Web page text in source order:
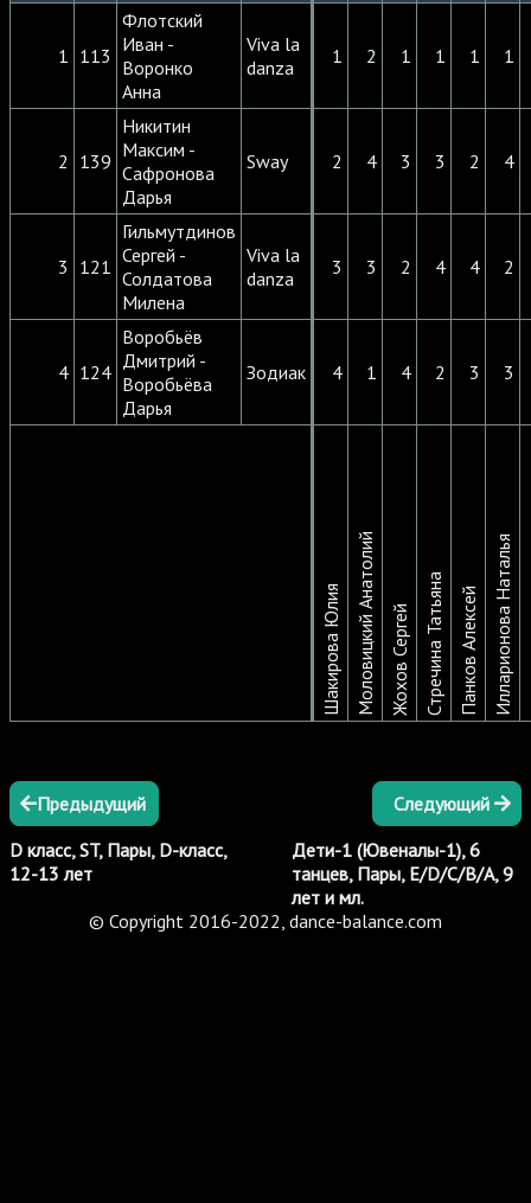
1 113
Флотский
Иван -
Воронко
Анна
Viva la
danza
1 2 1 1 1 1
2 139
Никитин
Максим -
Сафронова
Дарья
Sway 2 4 3 3 2 4
3 121
Гильмутдинов
Сергей -
Солдатова
Милена
Viva la
danza
3 3 2 4 4 2
4 124
Воробьёв
Дмитрий -
Воробьёва
Дарья
Зодиак 4 1 4 2 3 3
Шакирова ЮлияМоловицкий АнатолийЖохов СергейСтречина ТатьянаПанков АлексейИлларионова Наталья
Предыдущий
D класс, ST, Пары, D-класс,
12-13 лет
Следующий
Дети-1 (Ювеналы-1), 6
танцев, Пары, E/D/C/B/A, 9
лет и мл.
© Copyright 2016-2022, dance-balance.com